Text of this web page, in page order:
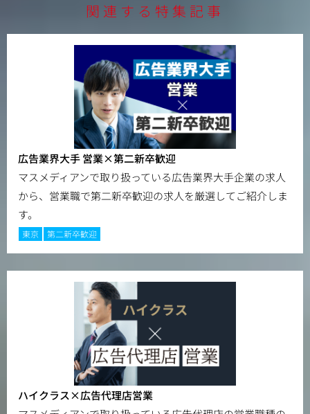
関連する特集記事
広告業界大手 営業×第二新卒歓迎
マスメディアンで取り扱っている広告業界大手企業の求人
から、営業職で第二新卒歓迎の求人を厳選してご紹介しま
す。
東京 第二新卒歓迎
ハイクラス×広告代理店営業